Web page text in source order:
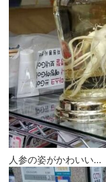
人参の姿がかわいい…